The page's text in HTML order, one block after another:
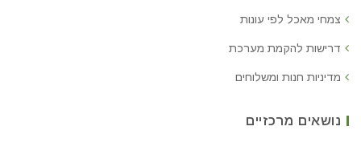
צמחי מאכל לפי עונות
דרישות להקמת מערכת
מדיניות חנות ומשלוחים
נושאים מרכזיים